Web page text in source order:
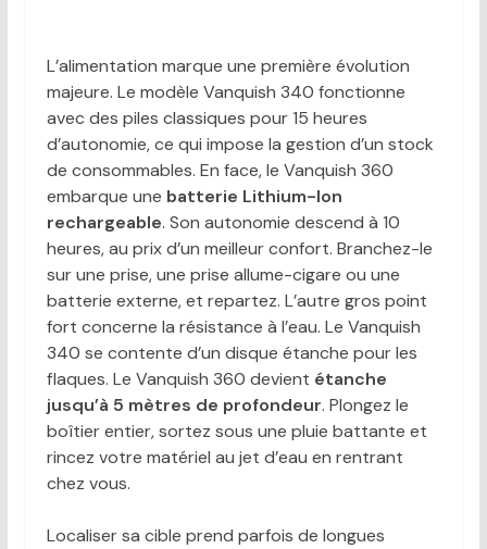
L’alimentation marque une première évolution
majeure. Le modèle Vanquish 340 fonctionne
avec des piles classiques pour 15 heures
d’autonomie, ce qui impose la gestion d’un stock
de consommables. En face, le Vanquish 360
embarque une batterie Lithium-Ion
rechargeable. Son autonomie descend à 10
heures, au prix d’un meilleur confort. Branchez-le
sur une prise, une prise allume-cigare ou une
batterie externe, et repartez. L’autre gros point
fort concerne la résistance à l’eau. Le Vanquish
340 se contente d’un disque étanche pour les
flaques. Le Vanquish 360 devient étanche
jusqu’à 5 mètres de profondeur. Plongez le
boîtier entier, sortez sous une pluie battante et
rincez votre matériel au jet d’eau en rentrant
chez vous.
Localiser sa cible prend parfois de longues